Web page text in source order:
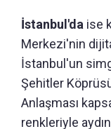
İstanbul'da ise
Merkezi'nin
İstanbul'un
Şehitler
Anlaşması
renkleriyle